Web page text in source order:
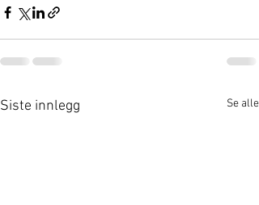
Siste innlegg Se alle